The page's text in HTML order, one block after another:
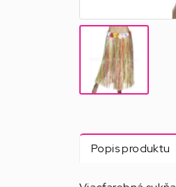
Popis produktu